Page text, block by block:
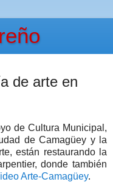
de arte en
de Cultura Municipal,
de Camagüey y la
están restaurando la
donde también
Arte-Camagüey.